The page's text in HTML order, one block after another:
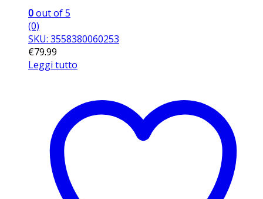
0out of 5
(0)
SKU: 3558380060253
€79.99
Leggi tutto